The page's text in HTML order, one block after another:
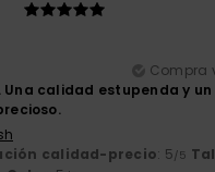
Compra
Una calidad estupenda y
calidad-precio: 5/5